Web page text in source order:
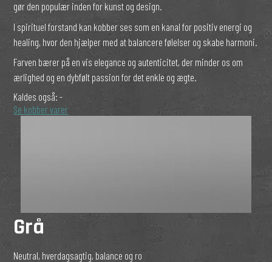
gør den populær inden for kunst og design.
I spirituel forstand kan kobber ses som en kanal for positiv energi og
healing, hvor den hjælper med at balancere følelser og skabe harmoni.
Farven bærer på en vis elegance og autenticitet, der minder os om
ærlighed og en dybfølt passion for det enkle og ægte.
Kaldes også:-
Se kobber varer
Grå
Neutral, hverdagsagtig, balance og ro